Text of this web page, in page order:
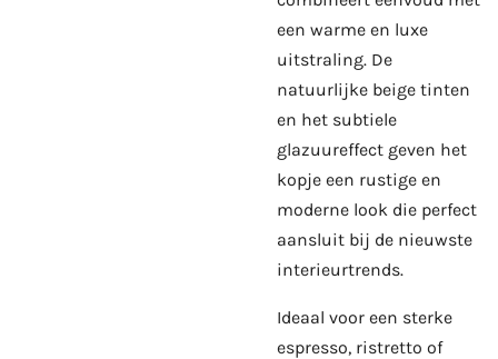
een warme en luxe
uitstraling. De
natuurlijke beige tinten
en het subtiele
glazuureffect geven het
kopje een rustige en
moderne look die perfect
aansluit bij de nieuwste
interieurtrends.
Ideaal voor een sterke
espresso, ristretto of